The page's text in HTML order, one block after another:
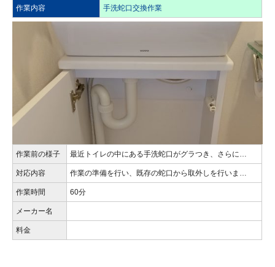
作業内容 手洗蛇口交換作業
作業前の様子 最近トイレの中にある手洗蛇口がグラつき、さらに…
対応内容 作業の準備を行い、既存の蛇口から取外しを行いま…
作業時間 60分
メーカー名
料金